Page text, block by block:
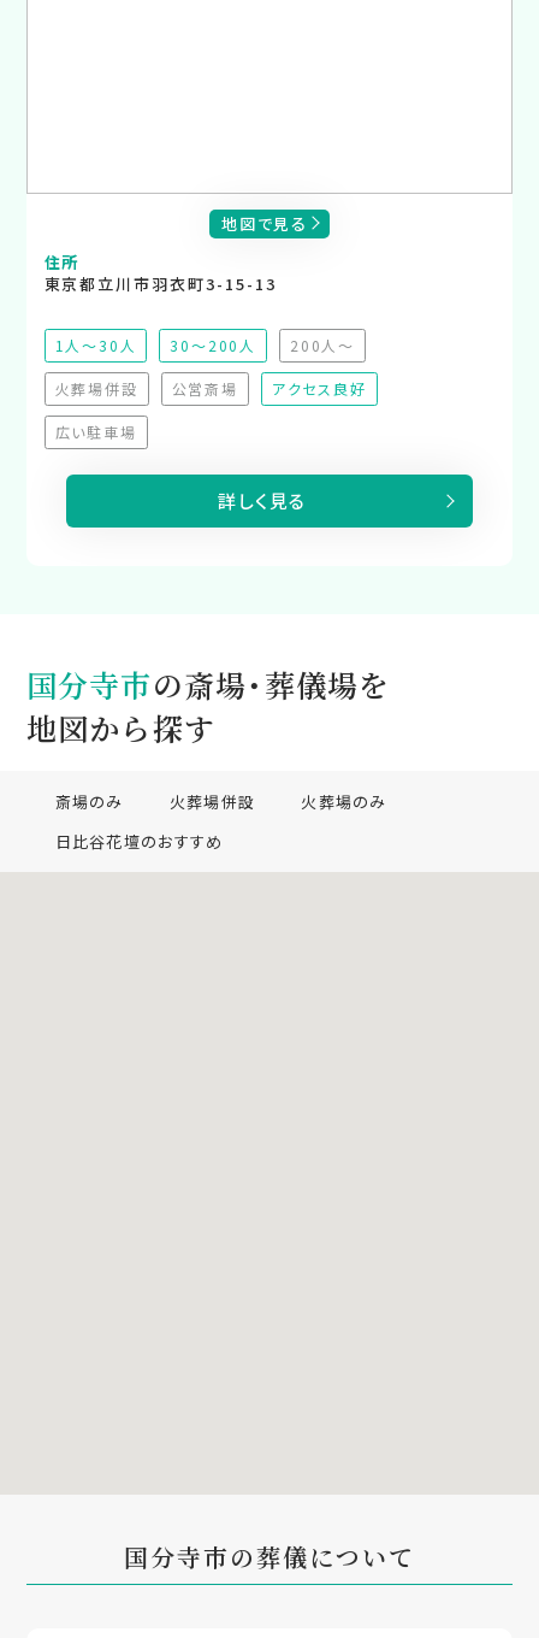
地図で見る
住所
東京都立川市羽衣町3-15-13
1人～30人 30～200人
200人～
（非推奨）
火葬場併設
（非対応）
公営斎場
（非対応）
アクセス良好
広い駐車場
（非対応）
詳しく見る
国分寺市の斎場・葬儀場を
地図から探す
斎場のみ 火葬場併設
火葬場のみ
日比谷花壇のおすすめ
国分寺市の葬儀について